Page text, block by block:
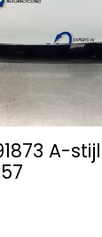
A-